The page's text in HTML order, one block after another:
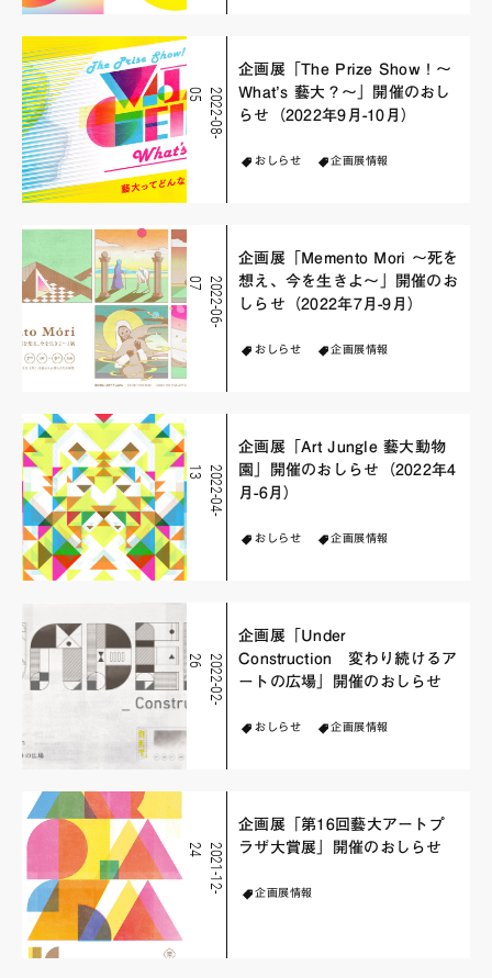
2
0
2
2
-
0
8
-
0
5
企画展「The Prize Show！～
What’s 藝大？～」開催のおし
らせ（2022年9月-10月）
おしらせ 企画展情報
2
0
2
2
-
0
6
-
0
7
企画展「Memento Mori 〜死を
想え、今を生きよ〜」開催のお
しらせ（2022年7月-9月）
おしらせ 企画展情報
2
0
2
2
-
0
4
-
1
3
企画展「Art Jungle 藝大動物
園」開催のおしらせ（2022年4
月-6月）
おしらせ 企画展情報
2
0
2
2
-
0
2
-
2
6
企画展「Under
Construction 変わり続けるア
ートの広場」開催のおしらせ
おしらせ 企画展情報
2
0
2
1
-
1
2
-
2
4
企画展「第16回藝大アートプ
ラザ大賞展」開催のおしらせ
企画展情報